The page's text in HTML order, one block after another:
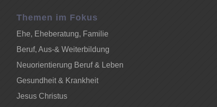
Themen im Fokus
Ehe, Eheberatung, Familie
Beruf, Aus-& Weiterbildung
Neuorientierung Beruf & Leben
Gesundheit & Krankheit
Jesus Christus